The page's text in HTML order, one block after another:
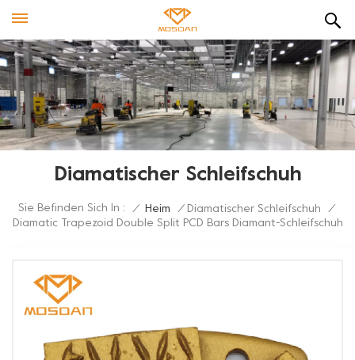
Diamatischer Schleifschuh
Sie Befinden Sich In : / Heim / Diamatischer Schleifschuh
/
Diamatic Trapezoid Double Split PCD Bars Diamant-Schleifschuh